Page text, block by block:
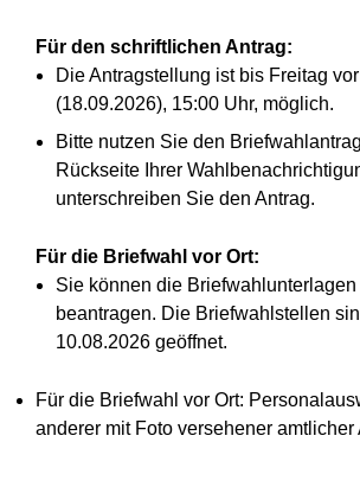
Für den schriftlichen Antrag:
Die Antragstellung ist bis Freitag vor
(18.09.2026), 15:00 Uhr, möglich.
Bitte nutzen Sie den
Rückseite Ihrer
unterschreiben Sie den Antrag.
Für die Briefwahl vor Ort:
Sie können die Briefwahlunterlagen
beantragen. Die Briefwahlstellen
10.08.2026 geöffnet.
Für die Briefwahl vor Ort:
anderer mit Foto versehener amtlicher